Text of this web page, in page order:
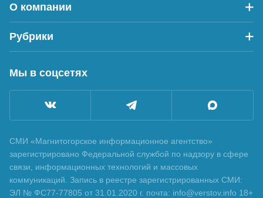
О компании
Рубрики
Мы в соцсетях
СМИ «Магнитогорское информационное агентство»
зарегистрировано Федеральной службой по надзору в сфере
связи, информационных технологий и массовых
коммуникаций. Запись в реестре зарегистрированных СМИ:
ЭЛ № ФС77-77805 от 31.01.2020 г. почта: info@verstov.info 18+